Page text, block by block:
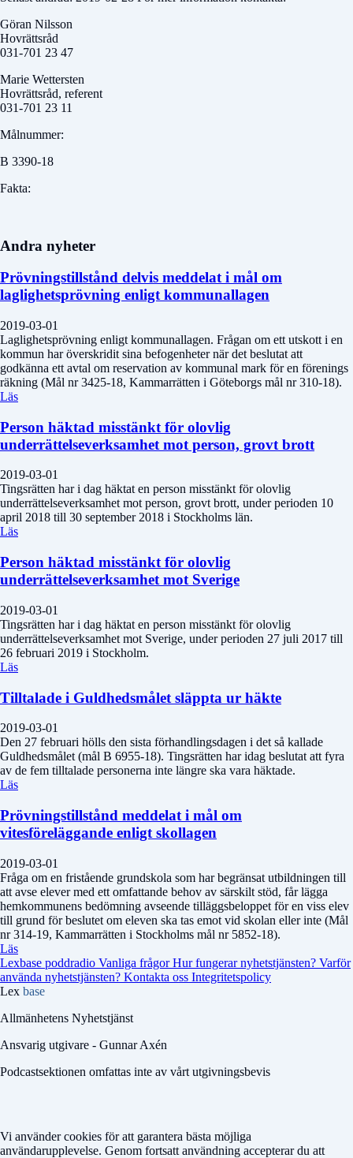
Göran Nilsson
Hovrättsråd
031-701 23 47
Marie Wettersten
Hovrättsråd, referent
031-701 23 11
Målnummer:
B 3390-18
Fakta:
Andra nyheter
Prövningstillstånd delvis meddelat i mål om
laglighetsprövning enligt kommunallagen
2019-03-01
Laglighetsprövning enligt kommunallagen. Frågan om ett utskott i en
kommun har överskridit sina befogenheter när det beslutat att
godkänna ett avtal om reservation av kommunal mark för en förenings
räkning (Mål nr 3425-18, Kammarrätten i Göteborgs mål nr 310-18).
Läs
Person häktad misstänkt för olovlig
underrättelseverksamhet mot person, grovt brott
2019-03-01
Tingsrätten har i dag häktat en person misstänkt för olovlig
underrättelseverksamhet mot person, grovt brott, under perioden 10
april 2018 till 30 september 2018 i Stockholms län.
Läs
Person häktad misstänkt för olovlig
underrättelseverksamhet mot Sverige
2019-03-01
Tingsrätten har i dag häktat en person misstänkt för olovlig
underrättelseverksamhet mot Sverige, under perioden 27 juli 2017 till
26 februari 2019 i Stockholm.
Läs
Tilltalade i Guldhedsmålet släppta ur häkte
2019-03-01
Den 27 februari hölls den sista förhandlingsdagen i det så kallade
Guldhedsmålet (mål B 6955-18). Tingsrätten har idag beslutat att fyra
av de fem tilltalade personerna inte längre ska vara häktade.
Läs
Prövningstillstånd meddelat i mål om
vitesföreläggande enligt skollagen
2019-03-01
Fråga om en fristående grundskola som har begränsat utbildningen till
att avse elever med ett omfattande behov av särskilt stöd, får lägga
hemkommunens bedömning avseende tilläggsbeloppet för en viss elev
till grund för beslutet om eleven ska tas emot vid skolan eller inte (Mål
nr 314-19, Kammarrätten i Stockholms mål nr 5852-18).
Läs
Lexbase poddradio Vanliga frågorHur fungerar nyhetstjänsten? Varför
använda nyhetstjänsten? Kontakta oss Integritetspolicy
Lex base
Allmänhetens Nyhetstjänst
Ansvarig utgivare - Gunnar Axén
Podcastsektionen omfattas inte av vårt utgivningsbevis
Vi använder cookies för att garantera bästa möjliga
användarupplevelse. Genom fortsatt användning accepterar du att